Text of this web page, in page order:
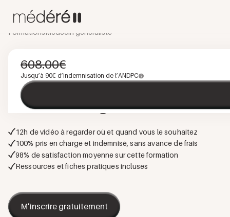
FormationsMédecin généraliste
Signes d'alerteen
dermatologie
12h de vidéo à regarder où et quand vous le souhaitez
100% pris en charge et indemnisé, sans avance de frais
98% de satisfaction moyenne sur cette formation
Ressources et fiches pratiques incluses
M’inscrire gratuitement
608.00€
Jusqu’à 90€ d’indemnisation de l’ANDPC